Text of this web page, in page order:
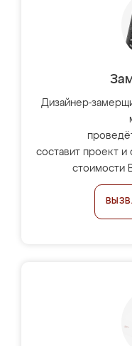
Дизайнер-
составит проект и
стоимости